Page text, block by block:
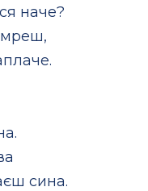
наче?
сина.